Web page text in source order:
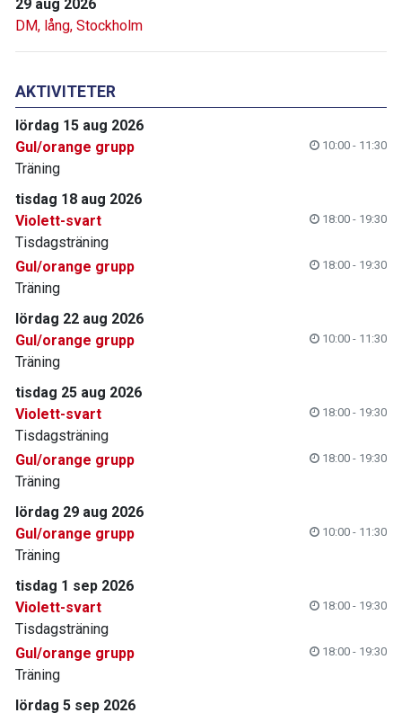
29 aug 2026
DM, lång, Stockholm
AKTIVITETER
lördag 15 aug 2026
Gul/orange grupp
10:00 - 11:30
Träning
tisdag 18 aug 2026
Violett-svart
18:00 - 19:30
Tisdagsträning
Gul/orange grupp
18:00 - 19:30
Träning
lördag 22 aug 2026
Gul/orange grupp
10:00 - 11:30
Träning
tisdag 25 aug 2026
Violett-svart
18:00 - 19:30
Tisdagsträning
Gul/orange grupp
18:00 - 19:30
Träning
lördag 29 aug 2026
Gul/orange grupp
10:00 - 11:30
Träning
tisdag 1 sep 2026
Violett-svart
18:00 - 19:30
Tisdagsträning
Gul/orange grupp
18:00 - 19:30
Träning
lördag 5 sep 2026